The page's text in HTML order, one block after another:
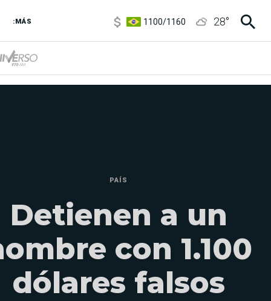
:MÁS
3,8/4
28°
PAÍS
Detienen a un
con 1.100
dólares falsos